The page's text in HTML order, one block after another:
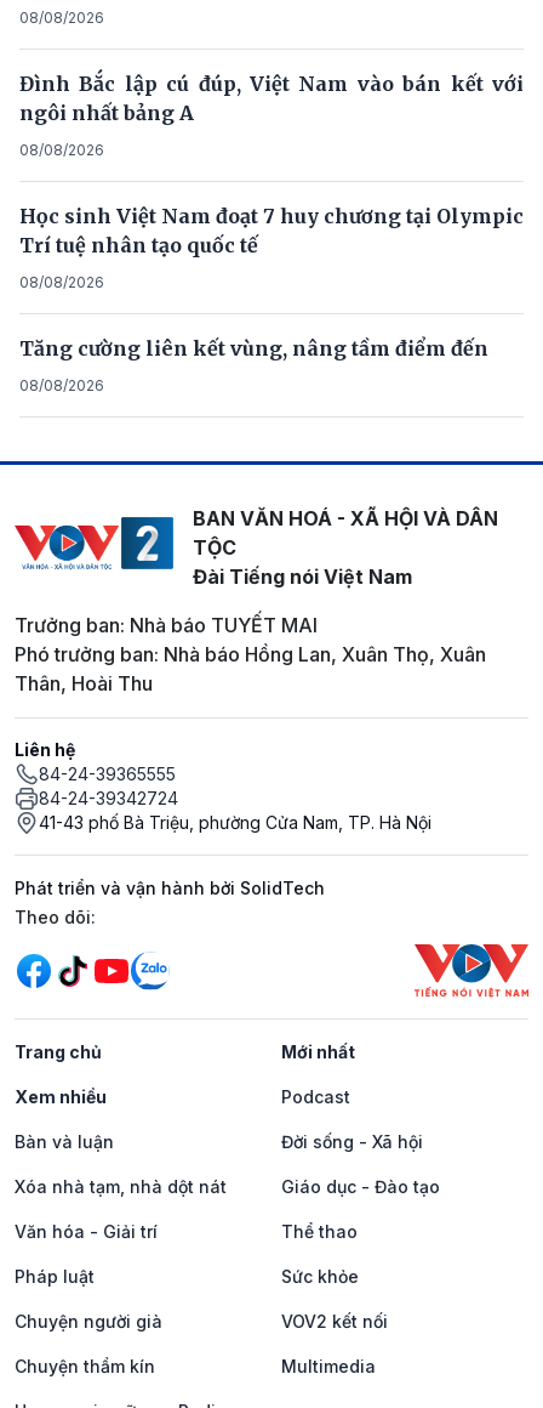
08/08/2026
Đình Bắc lập cú đúp, Việt Nam vào bán kết với
ngôi nhất bảng A
08/08/2026
Học sinh Việt Nam đoạt 7 huy chương tại Olympic
Trí tuệ nhân tạo quốc tế
08/08/2026
Tăng cường liên kết vùng, nâng tầm điểm đến
08/08/2026
BAN VĂN HOÁ - XÃ HỘI VÀ DÂN
TỘC
Đài Tiếng nói Việt Nam
Trưởng ban: Nhà báo TUYẾT MAI
Phó trưởng ban: Nhà báo Hồng Lan, Xuân Thọ, Xuân
Thân, Hoài Thu
Liên hệ
84-24-39365555
84-24-39342724
41-43 phố Bà Triệu, phường Cửa Nam, TP. Hà Nội
Phát triển và vận hành bởi SolidTech
Mạng xã hội
Theo dõi:
Trang chủ Mới nhất
Xem nhiều Podcast
Bàn và luận Đời sống - Xã hội
Xóa nhà tạm, nhà dột nát Giáo dục - Đào tạo
Văn hóa - Giải trí Thể thao
Pháp luật Sức khỏe
Chuyện người già VOV2 kết nối
Chuyện thầm kín Multimedia